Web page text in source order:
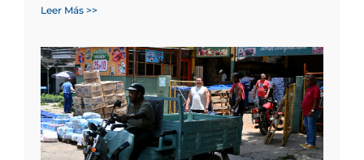
Leer Más >>